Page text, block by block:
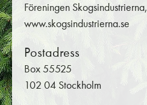
Föreningen Skogsindustrierna,
www.skogsindustrierna.se
Postadress
Box 55525
102 04 Stockholm